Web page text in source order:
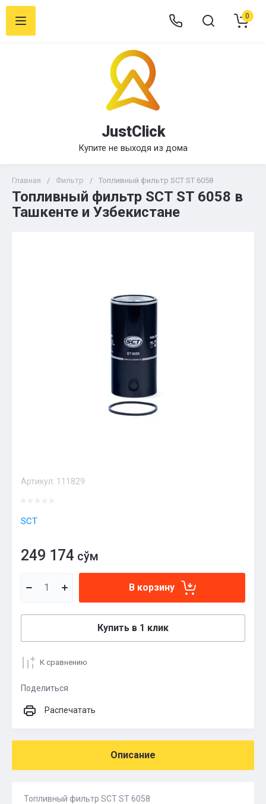
JustClick
Купите не выходя из дома
0
Главная / Фильтр / Топливный фильтр SCT ST 6058
Топливный фильтр SCT ST 6058 в
Ташкенте и Узбекистане
Артикул: 111829
SCT
249 174 сўм
В корзину
Купить в 1 клик
К сравнению
Поделиться
Распечатать
Описание
Топливный фильтр SCT ST 6058